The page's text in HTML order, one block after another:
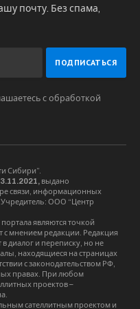
почту. Без спама,
с обработкой
Сибири”.
выдано
связи, информационных
ООО “Центр
являются точкой
с мнением редакции. Редакция
диалог и переписку, но не
находящиеся на страницах
с законодательством РФ,
правах. При любом
проектов –
сателлитным проектом и